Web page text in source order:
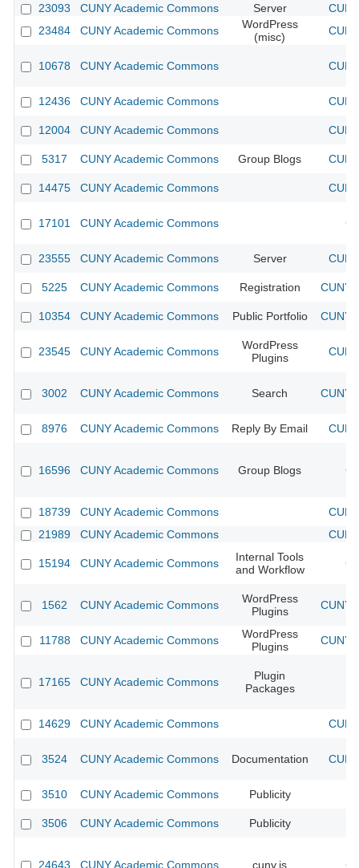
23093 CUNY Academic Commons Server
23484
CUNY Academic Commons
WordPress
(misc)
10678 CUNY Academic Commons
12436 CUNY Academic Commons
12004 CUNY Academic Commons
5317 CUNY Academic Commons Group Blogs
14475 CUNY Academic Commons
17101 CUNY Academic Commons
23555 CUNY Academic Commons Server
5225 CUNY Academic Commons Registration CUNY
10354 CUNY Academic Commons Public Portfolio CUNY
23545 CUNY Academic Commons
WordPress
Plugins
3002 CUNY Academic Commons Search CUNY
8976 CUNY Academic Commons Reply By Email
16596 CUNY Academic Commons Group Blogs
18739 CUNY Academic Commons
21989
CUNY Academic Commons
15194 CUNY Academic Commons
Internal Tools
and Workflow
1562 CUNY Academic Commons
WordPress
Plugins
CUNY
11788 CUNY Academic Commons
WordPress
Plugins
CUNY
17165 CUNY Academic Commons
Plugin
Packages
14629 CUNY Academic Commons
3524 CUNY Academic Commons Documentation
3510 CUNY Academic Commons Publicity
3506 CUNY Academic Commons Publicity
24643 CUNY Academic Commons cuny.is